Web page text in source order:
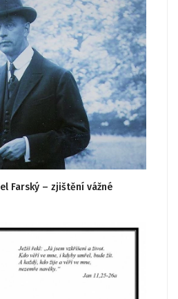
Farský – zjištění vážné